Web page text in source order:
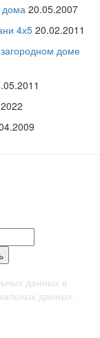
дома 20.05.2007
4х5 20.02.2011
доме
данных в
данных.